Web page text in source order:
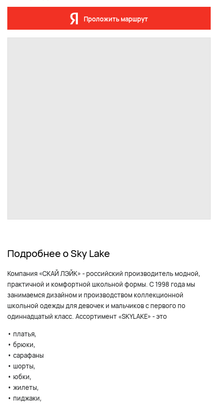
Проложить маршрут
Подробнее о Sky Lake
Компания «СКАЙ ЛЭЙК» - российский производитель модной,
практичной и комфортной школьной формы. С 1998 года мы
занимаемся дизайном и производством коллекционной
школьной одежды для девочек и мальчиков с первого по
одиннадцатый класс. Ассортимент «SKYLAKE» - это
• платья,
• брюки,
• сарафаны
• шорты,
• юбки,
• жилеты,
• пиджаки,